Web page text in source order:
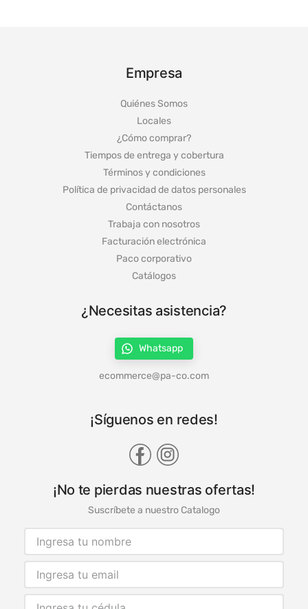
Empresa
Quiénes Somos
Locales
¿Cómo comprar?
Tiempos de entrega y cobertura
Términos y condiciones
Política de privacidad de datos personales
Contáctanos
Trabaja con nosotros
Facturación electrónica
Paco corporativo
Whatsapp
¡Síguenos en redes!
¡No te pierdas nuestras ofertas!
Suscríbete a nuestro Catalogo